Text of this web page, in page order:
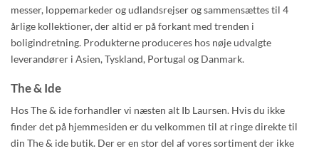
messer, loppemarkeder og udlandsrejser og sammensættes til 4
årlige kollektioner, der altid er på forkant med trenden i
boligindretning. Produkterne produceres hos nøje udvalgte
leverandører i Asien, Tyskland, Portugal og Danmark.
The & Ide
Hos The & ide forhandler vi næsten alt Ib Laursen. Hvis du ikke
finder det på hjemmesiden er du velkommen til at ringe direkte til
din The & ide butik. Der er en stor del af vores sortiment der ikke